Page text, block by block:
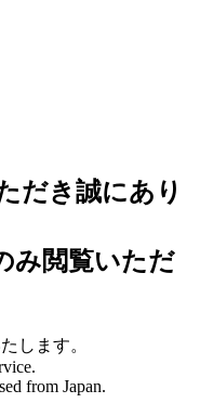
だき誠にあり
み閲覧いただ
します。
from Japan.